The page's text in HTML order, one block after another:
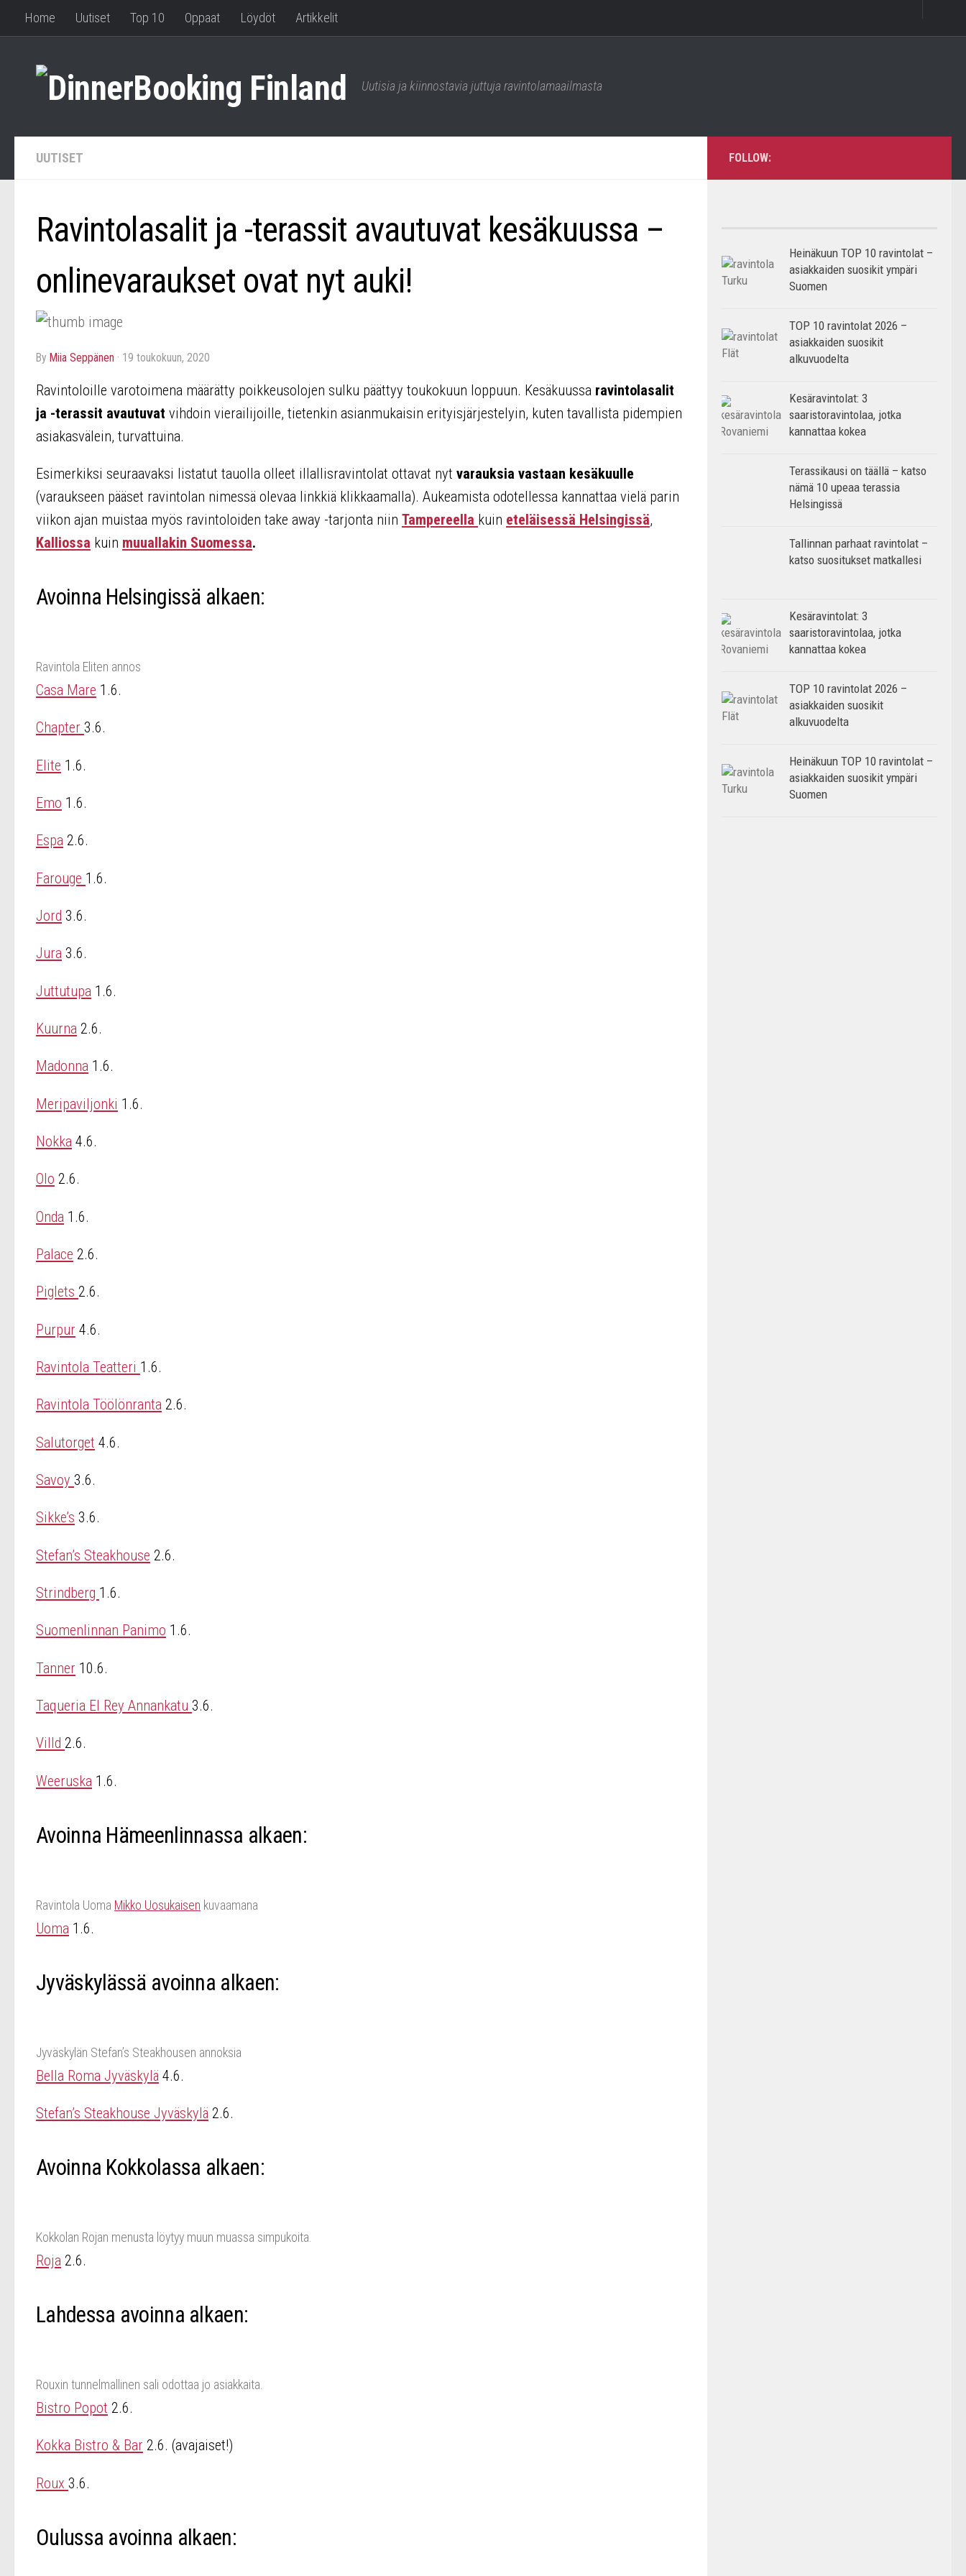
Home Uutiset Top 10 Oppaat Löydöt Artikkelit
Uutisia ja kiinnostavia juttuja ravintolamaailmasta
UUTISET
Ravintolasalit ja -terassit avautuvat kesäkuussa –
onlinevaraukset ovat nyt auki!
by Miia Seppänen · 19 toukokuun, 2020
Ravintoloille varotoimena määrätty poikkeusolojen sulku päättyy toukokuun loppuun. Kesäkuussa ravintolasalit
ja -terassit avautuvat vihdoin vierailijoille, tietenkin asianmukaisin erityisjärjestelyin, kuten tavallista pidempien
asiakasvälein, turvattuina.
Esimerkiksi seuraavaksi listatut tauolla olleet illallisravintolat ottavat nyt varauksia vastaan kesäkuulle
(varaukseen pääset ravintolan nimessä olevaa linkkiä klikkaamalla). Aukeamista odotellessa kannattaa vielä parin
viikon ajan muistaa myös ravintoloiden take away -tarjonta niin Tampereella kuin eteläisessä Helsingissä,
Kalliossa kuin muuallakin Suomessa.
Avoinna Helsingissä alkaen:
Ravintola Eliten annos
Casa Mare 1.6.
Chapter 3.6.
Elite 1.6.
Emo 1.6.
Espa 2.6.
Farouge 1.6.
Jord 3.6.
Jura 3.6.
Juttutupa 1.6.
Kuurna 2.6.
Madonna 1.6.
Meripaviljonki 1.6.
Nokka 4.6.
Olo 2.6.
Onda 1.6.
Palace 2.6.
Piglets 2.6.
Purpur 4.6.
Ravintola Teatteri 1.6.
Ravintola Töölönranta 2.6.
Salutorget 4.6.
Savoy 3.6.
Sikke’s 3.6.
Stefan’s Steakhouse 2.6.
Strindberg 1.6.
Suomenlinnan Panimo 1.6.
Tanner 10.6.
Taqueria El Rey Annankatu 3.6.
Villd 2.6.
Weeruska 1.6.
Avoinna Hämeenlinnassa alkaen:
Ravintola Uoma Mikko Uosukaisen kuvaamana
Uoma 1.6.
Jyväskylässä avoinna alkaen:
Jyväskylän Stefan’s Steakhousen annoksia
Bella Roma Jyväskylä 4.6.
Stefan’s Steakhouse Jyväskylä 2.6.
Avoinna Kokkolassa alkaen:
Kokkolan Rojan menusta löytyy muun muassa simpukoita.
Roja 2.6.
Lahdessa avoinna alkaen:
Rouxin tunnelmallinen sali odottaa jo asiakkaita.
Bistro Popot 2.6.
Kokka Bistro & Bar 2.6. (avajaiset!)
Roux 3.6.
Oulussa avoinna alkaen:
FOLLOW:
Heinäkuun TOP 10 ravintolat –
asiakkaiden suosikit ympäri
Suomen
TOP 10 ravintolat 2026 –
asiakkaiden suosikit
alkuvuodelta
Kesäravintolat: 3
saaristoravintolaa, jotka
kannattaa kokea
Terassikausi on täällä – katso
nämä 10 upeaa terassia
Helsingissä
Tallinnan parhaat ravintolat –
katso suositukset matkallesi
Kesäravintolat: 3
saaristoravintolaa, jotka
kannattaa kokea
TOP 10 ravintolat 2026 –
asiakkaiden suosikit
alkuvuodelta
Heinäkuun TOP 10 ravintolat –
asiakkaiden suosikit ympäri
Suomen